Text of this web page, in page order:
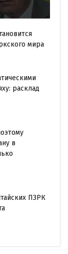
мира
расклад
в
ПЗРК